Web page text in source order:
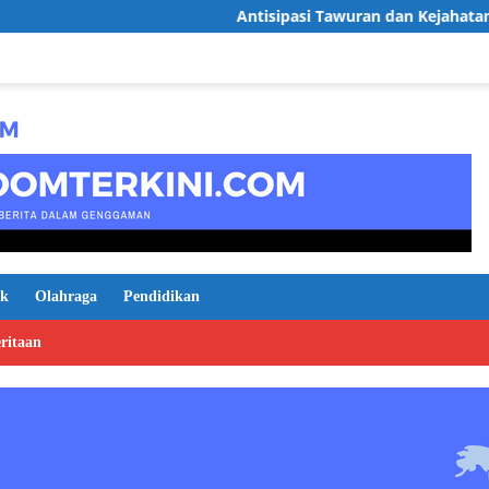
Antisipasi Tawuran dan Kejahatan 3C,Polsek
Olahraga Pendidikan